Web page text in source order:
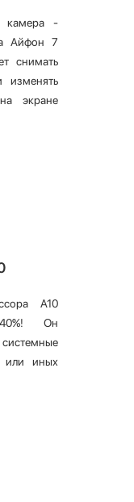
камера -
Айфон 7
снимать
изменять
экране
A10
Он
системные
или иных